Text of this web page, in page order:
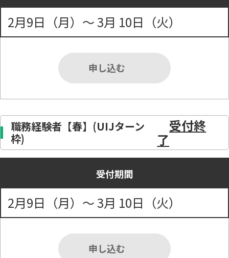
2月9日（月）～ 3月 10日（火）
申し込む
職務経験者【春】(UIJターン
枠)
受付終
了
受付期間
2月9日（月）～ 3月 10日（火）
申し込む